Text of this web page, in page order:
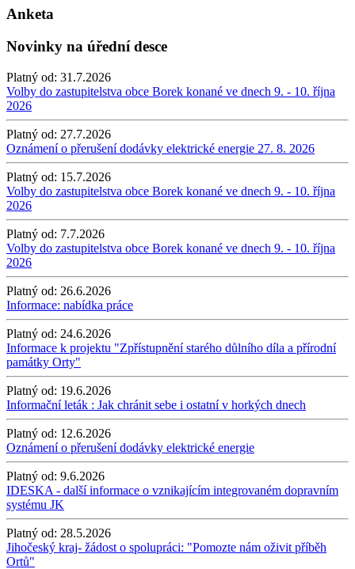
Anketa
Novinky na úřední desce
Platný od: 31.7.2026
Volby do zastupitelstva obce Borek konané ve dnech 9. - 10. října
2026
Platný od: 27.7.2026
Oznámení o přerušení dodávky elektrické energie 27. 8. 2026
Platný od: 15.7.2026
Volby do zastupitelstva obce Borek konané ve dnech 9. - 10. října
2026
Platný od: 7.7.2026
Volby do zastupitelstva obce Borek konané ve dnech 9. - 10. října
2026
Platný od: 26.6.2026
Informace: nabídka práce
Platný od: 24.6.2026
Informace k projektu "Zpřístupnění starého důlního díla a přírodní
památky Orty"
Platný od: 19.6.2026
Informační leták : Jak chránit sebe i ostatní v horkých dnech
Platný od: 12.6.2026
Oznámení o přerušení dodávky elektrické energie
Platný od: 9.6.2026
IDESKA - další informace o vznikajícím integrovaném dopravním
systému JK
Platný od: 28.5.2026
Jihočeský kraj- žádost o spolupráci: "Pomozte nám oživit příběh
Ortů"